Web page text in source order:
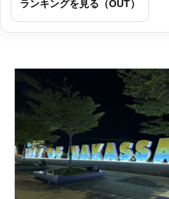
ランキングを見る（OUT）